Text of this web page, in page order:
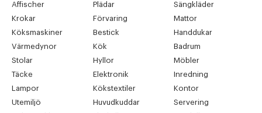
Affischer Plädar
Sängkläder
Krokar
Förvaring
Mattor
Köksmaskiner
Bestick
Handdukar
Värmedynor
Kök
Badrum
Stolar
Hyllor
Möbler
Täcke
Elektronik
Inredning
Lampor
Kökstextiler
Kontor
Utemiljö
Huvudkuddar
Servering